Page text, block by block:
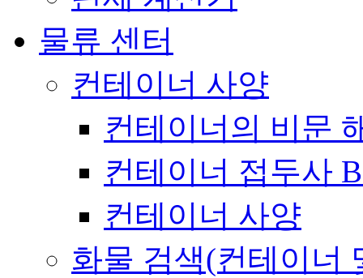
물류 센터
컨테이너 사양
컨테이너의 비문
컨테이너 접두사
컨테이너 사양
화물 검색(컨테이너